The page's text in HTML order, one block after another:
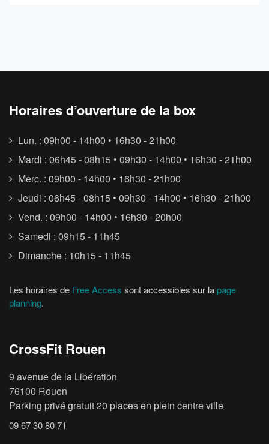
Horaires d’ouverture de la box
Lun. : 09h00 - 14h00 • 16h30 - 21h00
Mardi : 06h45 - 08h15 • 09h30 - 14h00 • 16h30 - 21h00
Merc. : 09h00 - 14h00 • 16h30 - 21h00
Jeudi : 06h45 - 08h15 • 09h30 - 14h00 • 16h30 - 21h00
Vend. : 09h00 - 14h00 • 16h30 - 20h00
Samedi : 09h15 - 11h45
Dimanche : 10h15 - 11h45
Les horaires de Free Access sont accessibles sur la page
planning.
CrossFit Rouen
9 avenue de la Libération
76100 Rouen
Parking privé gratuit 20 places en plein centre ville
09 67 30 80 71